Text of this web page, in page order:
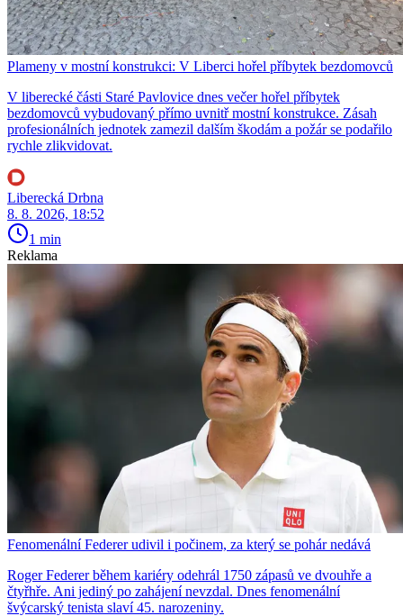
Plameny v mostní konstrukci: V Liberci hořel příbytek bezdomovců
V liberecké části Staré Pavlovice dnes večer hořel příbytek
bezdomovců vybudovaný přímo uvnitř mostní konstrukce. Zásah
profesionálních jednotek zamezil dalším škodám a požár se podařilo
rychle zlikvidovat.
Liberecká Drbna
8. 8. 2026, 18:52
1 min
Reklama
Fenomenální Federer udivil i počinem, za který se pohár nedává
Roger Federer během kariéry odehrál 1750 zápasů ve dvouhře a
čtyřhře. Ani jediný po zahájení nevzdal. Dnes fenomenální
švýcarský tenista slaví 45. narozeniny.